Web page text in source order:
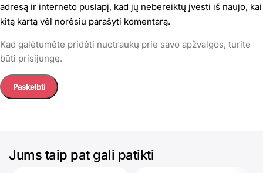
adresą ir interneto puslapį, kad jų nebereiktų įvesti iš naujo, kai
kitą kartą vėl norėsiu parašyti komentarą.
Kad galėtumėte pridėti nuotraukų prie savo apžvalgos, turite
būti prisijungę.
Jums taip pat gali patikti